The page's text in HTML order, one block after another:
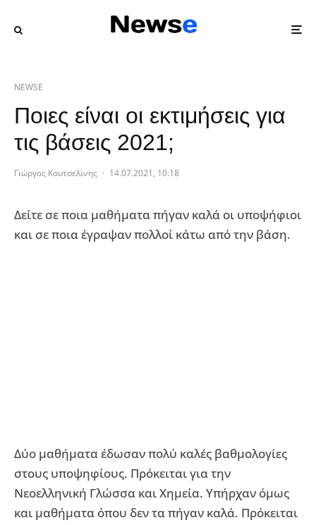
NEWSE
Ποιες είναι οι εκτιμήσεις για
τις βάσεις 2021;
Γιώργος Κουτσελίνης · 14.07.2021, 10:18
Δείτε σε ποια μαθήματα πήγαν καλά οι υποψήφιοι
και σε ποια έγραψαν πολλοί κάτω από την βάση.
Δύο μαθήματα έδωσαν πολύ καλές βαθμολογίες
στους υποψηφίους. Πρόκειται για την
Νεοελληνική Γλώσσα και Χημεία. Υπήρχαν όμως
και μαθήματα όπου δεν τα πήγαν καλά. Πρόκειται